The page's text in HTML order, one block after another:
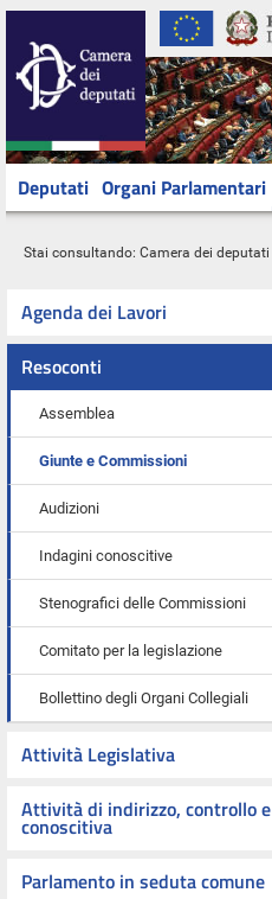
Deputati Organi Parlamentari
Stai consultando: Camera dei deputati
Agenda dei Lavori
Resoconti
Assemblea
Giunte e Commissioni
Audizioni
Indagini conoscitive
Stenografici delle Commissioni
Comitato per la legislazione
Bollettino degli Organi Collegiali
Attività Legislativa
Attività di indirizzo, controllo e
conoscitiva
Parlamento in seduta comune